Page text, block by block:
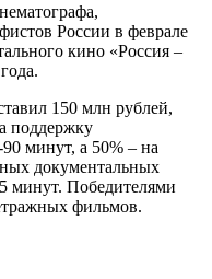
России в феврале
кино «Россия –
150 млн рублей,
поддержку
минут, а 50% – на
документальных
минут. Победителями
фильмов.